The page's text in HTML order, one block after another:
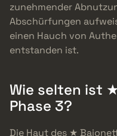
zunehmender
Abschürfungen
einen Hauch von
entstanden ist.
Wie selten ist
Phase 3?
Die Haut des ★